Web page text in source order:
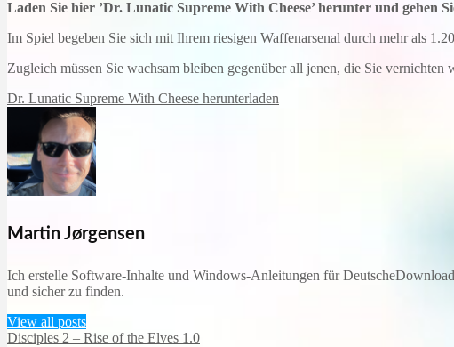
Laden Sie hier ’Dr. Lunatic Supreme With Cheese’ herunter und gehen
Im Spiel begeben Sie sich mit Ihrem riesigen Waffenarsenal durch mehr als
Zugleich müssen Sie wachsam bleiben gegenüber all jenen, die Sie
Dr. Lunatic Supreme With Cheese herunterladen
Martin Jørgensen
Ich erstelle Software-Inhalte und Windows-Anleitungen für
und sicher zu finden.
View all posts
Disciples 2 – Rise of the Elves 1.0